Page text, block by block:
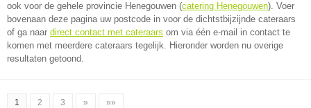
ook voor de gehele provincie Henegouwen (catering Henegouwen). Voer
bovenaan deze pagina uw postcode in voor de dichtstbijzijnde cateraars
of ga naar direct contact met cateraars om via één e-mail in contact te
komen met meerdere cateraars tegelijk. Hieronder worden nu overige
resultaten getoond.
1 2 3 » »»